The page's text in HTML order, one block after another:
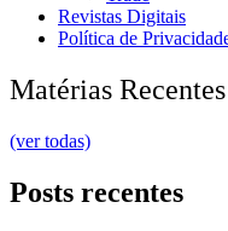
Revistas Digitais
Política de
Matérias Recentes
(ver todas)
Posts recentes